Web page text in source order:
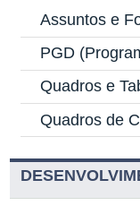
Assuntos e
PGD
Quadros e
Quadros de